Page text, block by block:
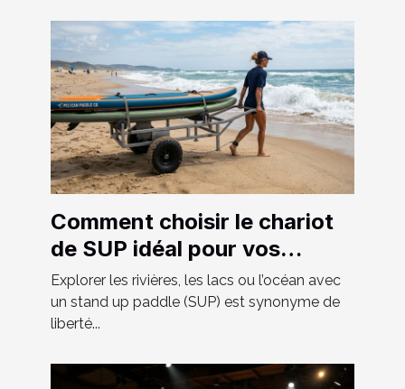
Comment choisir le chariot
de SUP idéal pour vos
aventures ?
Explorer les rivières, les lacs ou l’océan avec
un stand up paddle (SUP) est synonyme de
liberté...